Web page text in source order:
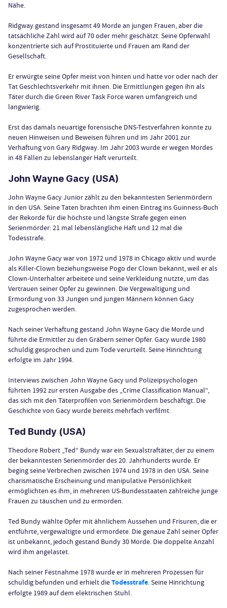
Nähe.
Ridgway gestand insgesamt 49 Morde an jungen Frauen, aber die
tatsächliche Zahl wird auf 70 oder mehr geschätzt. Seine Opferwahl
konzentrierte sich auf Prostituierte und Frauen am Rand der
Gesellschaft.
Er erwürgte seine Opfer meist von hinten und hatte vor oder nach der
Tat Geschlechtsverkehr mit ihnen. Die Ermittlungen gegen ihn als
Täter durch die Green River Task Force waren umfangreich und
langwierig.
Erst das damals neuartige forensische DNS-Testverfahren konnte zu
neuen Hinweisen und Beweisen führen und im Jahr 2001 zur
Verhaftung von Gary Ridgway. Im Jahr 2003 wurde er wegen Mordes
in 48 Fällen zu lebenslanger Haft verurteilt.
John Wayne Gacy (USA)
John Wayne Gacy Junior zählt zu den bekanntesten Serienmördern
in den USA. Seine Taten brachten ihm einen Eintrag ins Guinness-Buch
der Rekorde für die höchste und längste Strafe gegen einen
Serienmörder: 21 mal lebenslängliche Haft und 12 mal die
Todesstrafe.
John Wayne Gacy war von 1972 und 1978 in Chicago aktiv und wurde
als Killer-Clown beziehungsweise Pogo der Clown bekannt, weil er als
Clown-Unterhalter arbeitete und seine Verkleidung nutzte, um das
Vertrauen seiner Opfer zu gewinnen. Die Vergewaltigung und
Ermordung von 33 Jungen und jungen Männern können Gacy
zugesprochen werden.
Nach seiner Verhaftung gestand John Wayne Gacy die Morde und
führte die Ermittler zu den Gräbern seiner Opfer. Gacy wurde 1980
schuldig gesprochen und zum Tode verurteilt. Seine Hinrichtung
erfolgte im Jahr 1994.
Interviews zwischen John Wayne Gacy und Polizeipsychologen
führten 1992 zur ersten Ausgabe des „Crime Classification Manual“,
das sich mit den Täterprofilen von Serienmördern beschäftigt. Die
Geschichte von Gacy wurde bereits mehrfach verfilmt.
Ted Bundy (USA)
Theodore Robert „Ted“ Bundy war ein Sexualstraftäter, der zu einem
der bekanntesten Serienmörder des 20. Jahrhunderts wurde. Er
beging seine Verbrechen zwischen 1974 und 1978 in den USA. Seine
charismatische Erscheinung und manipulative Persönlichkeit
ermöglichten es ihm, in mehreren US-Bundesstaaten zahlreiche junge
Frauen zu täuschen und zu ermorden.
Ted Bundy wählte Opfer mit ähnlichem Aussehen und Frisuren, die er
entführte, vergewaltigte und ermordete. Die genaue Zahl seiner Opfer
ist unbekannt, jedoch gestand Bundy 30 Morde. Die doppelte Anzahl
wird ihm angelastet.
Nach seiner Festnahme 1978 wurde er in mehreren Prozessen für
schuldig befunden und erhielt dieTodesstrafe. Seine Hinrichtung
erfolgte 1989 auf dem elektrischen Stuhl.